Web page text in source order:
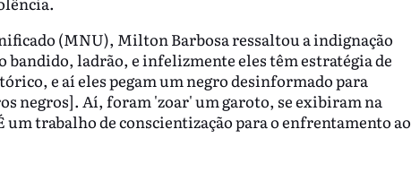
(MNU), Milton Barbosa ressaltou a indignação
bandido, ladrão, e infelizmente eles têm estratégia de
e aí eles pegam um negro desinformado para
negros]. Aí, foram 'zoar' um garoto, se exibiram na
trabalho de conscientização para o enfrentamento ao